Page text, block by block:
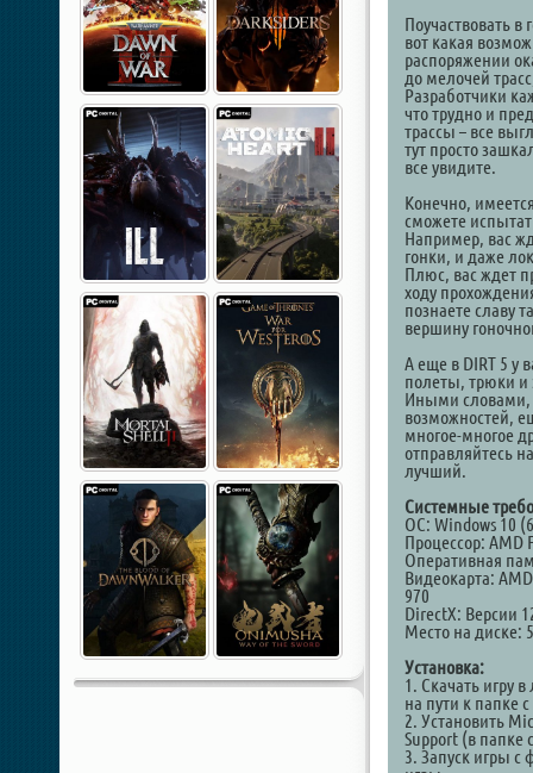
Поучаствовать в
вот какая
распоряжении
до мелочей
Разработчики
что трудно и
трассы – все
тут просто
все увидите.
Конечно,
сможете
Например, вас
гонки, и даже
Плюс, вас ждет
ходу
познаете славу
вершину
А еще в DIRT 5 у
полеты, трюки и
Иными словами,
возможностей,
многое-многое
отправляйтесь
лучший.
Системные
ОС: Windows 10
Процессор: AMD
Оперативная
Видеокарта:
970
DirectX: Версии
Место на диске:
Установка:
1. Скачать игру
на пути к папке
2. Установить
Support (в папке
3. Запуск игры с